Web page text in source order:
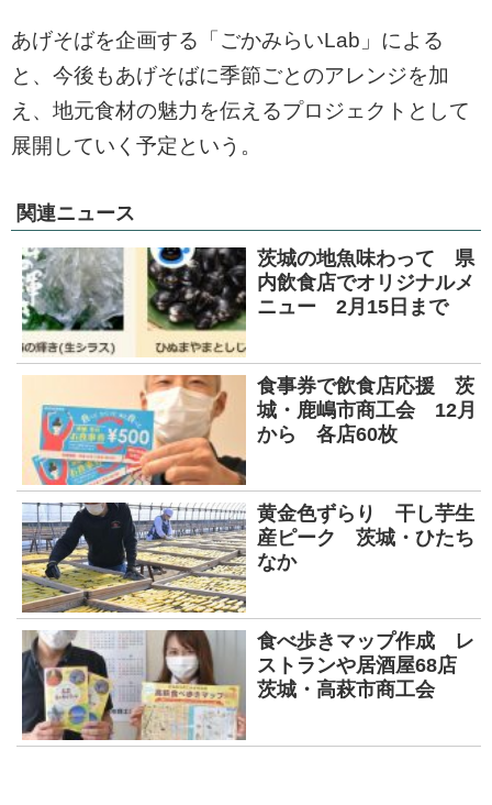
あげそばを企画する「ごかみらいLab」による
と、今後もあげそばに季節ごとのアレンジを加
え、地元食材の魅力を伝えるプロジェクトとして
展開していく予定という。
関連ニュース
茨城の地魚味わって 県
内飲食店でオリジナルメ
ニュー 2月15日まで
食事券で飲食店応援 茨
城・鹿嶋市商工会 12月
から 各店60枚
黄金色ずらり 干し芋生
産ピーク 茨城・ひたち
なか
食べ歩きマップ作成 レ
ストランや居酒屋68店
茨城・高萩市商工会